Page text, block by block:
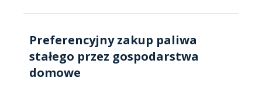
Preferencyjny zakup paliwa
stałego przez gospodarstwa
domowe